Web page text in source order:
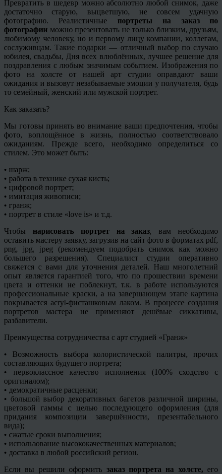
Превратить в шедевр можно абсолютно любой снимок, даже
достаточно старую, выцветшую, не совсем удачную
фотографию. Реалистичные портреты на заказ по
фотографии можно презентовать не только близким, друзьям,
любимому человеку, но и первому лицу компании, коллегам,
сослуживцам. Такие подарки — отличный выбор по случаю
юбилея, свадьбы, Дня всех влюблённых, лучшее решение для
поздравления с любым значимым событием. Изображения по
фото на холсте от нашей арт студии оправдают ваши
ожидания и вызовут незабываемые эмоции у получателя, будь
то семейный, женский или мужской портрет.
Как заказать?
Мы готовы принять во внимание ваши предпочтения, чтобы
фото, воплощённое в жизнь, полностью соответствовало
ожиданиям. Прежде всего, необходимо определиться со
стилем. Это может быть:
• шарж;
• работа в технике сухая кисть;
• цифровой портрет;
• имитация живописи;
• гранж;
• портрет в стиле «love is» и т.д.
Чтобы нарисовать портрет на заказ, вам необходимо
оставить мастеру заявку, загрузив на сайт фото в форматах pdf,
png, jpg, jpeg (рекомендуем подобрать снимок как можно
большего разрешения). Специалист студии оперативно
свяжется с вами для уточнения деталей. Наш многолетний
опыт является гарантией того, что по прошествии времени
цвета и оттенки не поблекнут, т.к. в работе используются
профессиональные краски, а на завершающем этапе картина
покрывается acryl-фисташковым лаком. В процессе создания
портретов мастера не применяют дешёвые сиккативы,
разбавители.
Преимущества сотрудничества с арт студией «Гранж»
• Возможность выбора колористической палитры, прочих
составляющих будущего портрета;
• первоклассное качество исполнения (100% сходство с
оригиналом);
• демократичные расценки;
• большой выбор декоративных багетов различной ширины,
цветовой гаммы с целью последующего оформления (для
придания композиции завершённости, презентабельного
вида);
• сжатые сроки выполнения;
• использование высококачественных материалов;
• доставка в любой российский регион.
Если вы решили оформить заказ портрета на холсте, его